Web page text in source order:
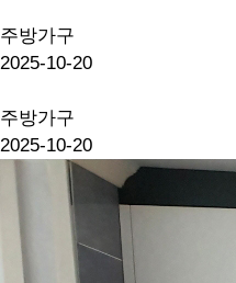
주방가구
2025-10-20
주방가구
2025-10-20